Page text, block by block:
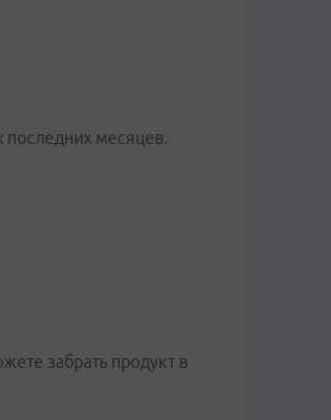
последних месяцев.
забрать продукт в